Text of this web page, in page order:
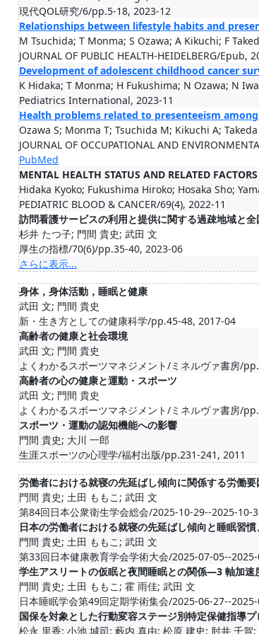
現代QOL研究/6/pp.5-18, 2023-12
Relationships between lifestyle habits and
M Tsuchida; T Monma; S Ozawa; A Kikuchi; F
JOURNAL OF PUBLIC HEALTH-HEIDELBERG/Epub,
Development of adolescent childhood cancer
K Hidaka; T Monma; H Fukushima; N Ozawa; N
Pediatrics International, 2023-11
Health problems related to presenteeism among
Ozawa S; Monma T; Tsuchida M; Kikuchi A; Takeda
JOURNAL OF OCCUPATIONAL AND
PubMed
MENTAL HEALTH STATUS AND RELATED
Hidaka Kyoko; Fukushima Hiroko; Hosaka Sho;
PEDIATRIC BLOOD & CANCER/69(4), 2022-11
訪問看護サービスの利用と提供に関する過疎地域と
杉井 たつ子; 門間 貴史; 武田 文
厚生の指標/70(6)/pp.35-40, 2023-06
さらに表示...
身体，身体活動，睡眠と健康
武田 文; 門間 貴史
新・生き方としての健康科学/pp.45-48, 2017-04
高齢者の健康と社会環境
武田 文; 門間 貴史
よくわかるスポーツマネジメント/ミネルヴァ書房/
高齢者の心の健康と運動・スポーツ
武田 文; 門間 貴史
よくわかるスポーツマネジメント/ミネルヴァ書房/
スポーツ・運動の認知機能への影響
門間 貴史; 大川 一郎
生涯スポーツの心理学/福村出版/pp.231-241, 2011
労働者における就寝の先延ばし傾向に関係する労働
門間 貴史; 土田 ももこ; 武田 文
第84回日本公衆衛生学会総会/2025-10-29--2025-10-
日本の労働者における就寝の先延ばし傾向と睡眠習
門間 貴史; 土田 ももこ; 武田 文
第33回日本健康教育学会学術大会/2025-07-05--
学生アスリートの仮眠と夜間睡眠との関係―3 軸加
門間 貴史; 土田 ももこ; 霍 雨佳; 武田 文
日本睡眠学会第49回定期学術集会/2025-06-27--
国保を対象とした行動変容ステージ別特定保健指導
松永 里香; 小池 城司; 藪内 真由; 松原 建史; 肘井 千賀